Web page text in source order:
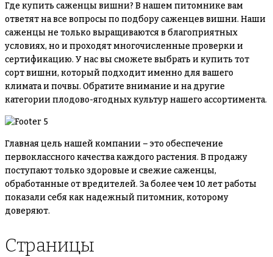
Где купить саженцы вишни? В нашем питомнике вам
ответят на все вопросы по подбору саженцев вишни. Наши
саженцы не только выращиваются в благоприятных
условиях, но и проходят многочисленные проверки и
сертификацию. У нас вы сможете выбрать и купить тот
сорт вишни, который подходит именно для вашего
климата и почвы. Обратите внимание и на другие
категории плодово-ягодных культур нашего ассортимента.
Главная цель нашей компании – это обеспечение
первоклассного качества каждого растения. В продажу
поступают только здоровые и свежие саженцы,
обработанные от вредителей. За более чем 10 лет работы
показали себя как надежный питомник, которому
доверяют.
Страницы